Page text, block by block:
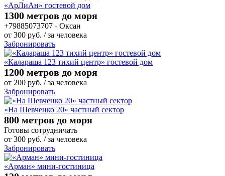
«АрЛиАн» гостевой дом
1300 метров до моря
+79885073707 - Оксан
от 300 руб. / за человека
Забронировать
«Калараша 123 тихий центр» гостевой дом
1200 метров до моря
от 200 руб. / за человека
Забронировать
«На Шевченко 20» частный сектор
800 метров до моря
Готовы сотрудничать
от 300 руб. / за человека
Забронировать
«Арман» мини-гостиница